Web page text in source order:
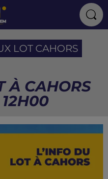
LOT CAHORS
À CAHORS